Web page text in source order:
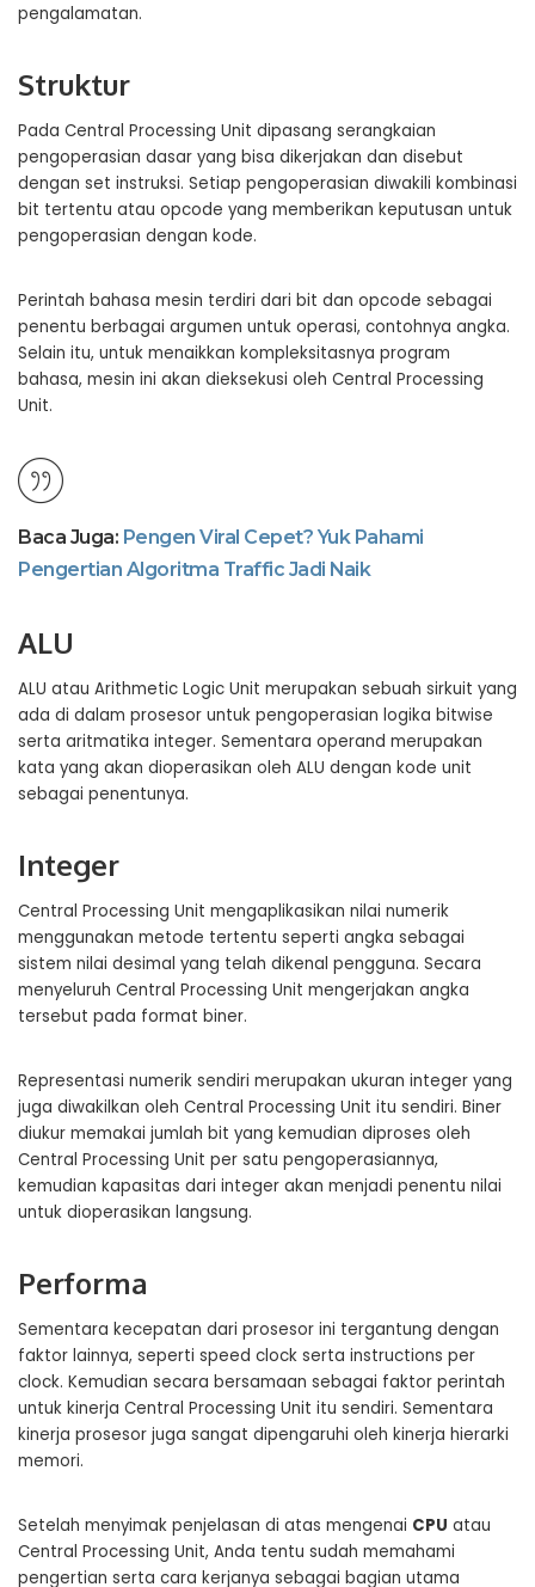
pengalamatan.
Struktur
Pada Central Processing Unit dipasang serangkaian
pengoperasian dasar yang bisa dikerjakan dan disebut
dengan set instruksi. Setiap pengoperasian diwakili kombinasi
bit tertentu atau opcode yang memberikan keputusan untuk
pengoperasian dengan kode.
Perintah bahasa mesin terdiri dari bit dan opcode sebagai
penentu berbagai argumen untuk operasi, contohnya angka.
Selain itu, untuk menaikkan kompleksitasnya program
bahasa, mesin ini akan dieksekusi oleh Central Processing
Unit.
Baca Juga: Pengen Viral Cepet? Yuk Pahami
Pengertian Algoritma Traffic Jadi Naik
ALU
ALU atau Arithmetic Logic Unit merupakan sebuah sirkuit yang
ada di dalam prosesor untuk pengoperasian logika bitwise
serta aritmatika integer. Sementara operand merupakan
kata yang akan dioperasikan oleh ALU dengan kode unit
sebagai penentunya.
Integer
Central Processing Unit mengaplikasikan nilai numerik
menggunakan metode tertentu seperti angka sebagai
sistem nilai desimal yang telah dikenal pengguna. Secara
menyeluruh Central Processing Unit mengerjakan angka
tersebut pada format biner.
Representasi numerik sendiri merupakan ukuran integer yang
juga diwakilkan oleh Central Processing Unit itu sendiri. Biner
diukur memakai jumlah bit yang kemudian diproses oleh
Central Processing Unit per satu pengoperasiannya,
kemudian kapasitas dari integer akan menjadi penentu nilai
untuk dioperasikan langsung.
Performa
Sementara kecepatan dari prosesor ini tergantung dengan
faktor lainnya, seperti speed clock serta instructions per
clock. Kemudian secara bersamaan sebagai faktor perintah
untuk kinerja Central Processing Unit itu sendiri. Sementara
kinerja prosesor juga sangat dipengaruhi oleh kinerja hierarki
memori.
Setelah menyimak penjelasan di atas mengenai CPU atau
Central Processing Unit, Anda tentu sudah memahami
pengertian serta cara kerjanya sebagai bagian utama